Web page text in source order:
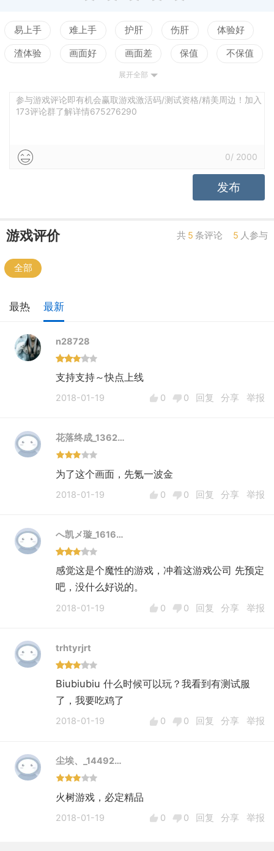
易上手 难上手 护肝 伤肝 体验好
渣体验 画面好 画面差 保值 不保值
测试
展开全部
参与游戏评论即有机会赢取游戏激活码/测试资格/精美周边！加入
173评论群了解详情675276290
0/ 2000
发布
游戏评价 共 5 条评论 5 人参与
全部
最热 最新
n28728
支持支持～快点上线
2018-01-19 0 0 回复 分享 举报
花落终成_1362…
为了这个画面，先氪一波金
2018-01-19 0 0 回复 分享 举报
へ凯メ璇_1616…
感觉这是个魔性的游戏，冲着这游戏公司 先预定
吧，没什么好说的。
2018-01-19 0 0 回复 分享 举报
trhtyrjrt
Biubiubiu 什么时候可以玩？我看到有测试服
了，我要吃鸡了
2018-01-19 0 0 回复 分享 举报
尘埃、_14492…
火树游戏，必定精品
2018-01-19 0 0 回复 分享 举报